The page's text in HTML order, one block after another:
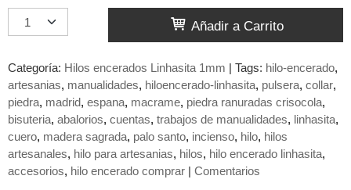
Añadir a Carrito
Categoría: Hilos encerados Linhasita 1mm | Tags: hilo-encerado
artesanias manualidades hiloencerado-linhasita pulsera collar
piedra madrid espana macrame piedra ranuradas crisocola
bisuteria abalorios cuentas trabajos de manualidades linhasita
cuero madera sagrada palo santo incienso hilo hilos
artesanales hilo para artesanias hilos hilo encerado linhasita
accesorios hilo encerado comprar | Comentarios